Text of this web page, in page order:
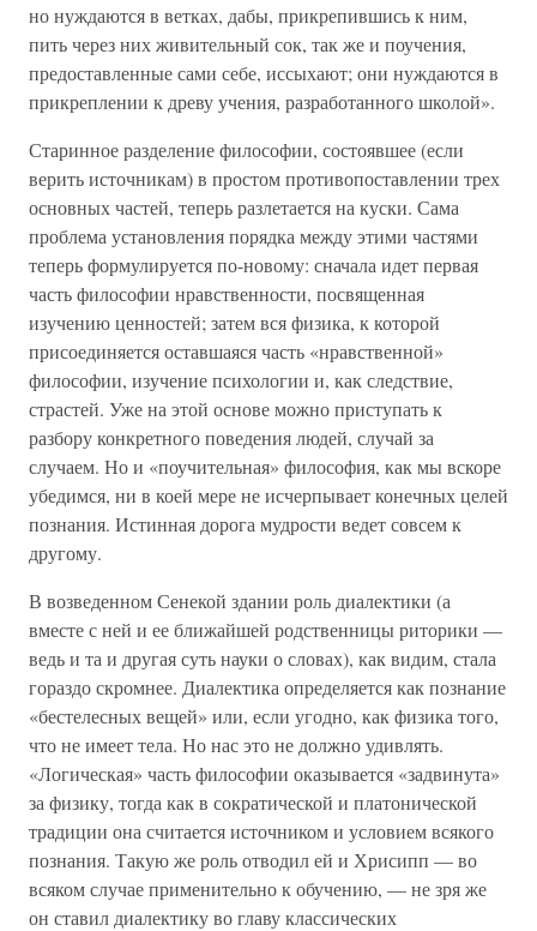
но нуждаются в ветках, дабы, прикрепившись к ним,
пить через них живительный сок, так же и поучения,
предоставленные сами себе, иссыхают; они нуждаются в
прикреплении к древу учения, разработанного школой».
Старинное разделение философии, состоявшее (если
верить источникам) в простом противопоставлении трех
основных частей, теперь разлетается на куски. Сама
проблема установления порядка между этими частями
теперь формулируется по-новому: сначала идет первая
часть философии нравственности, посвященная
изучению ценностей; затем вся физика, к которой
присоединяется оставшаяся часть «нравственной»
философии, изучение психологии и, как следствие,
страстей. Уже на этой основе можно приступать к
разбору конкретного поведения людей, случай за
случаем. Но и «поучительная» философия, как мы вскоре
убедимся, ни в коей мере не исчерпывает конечных целей
познания. Истинная дорога мудрости ведет совсем к
другому.
В возведенном Сенекой здании роль диалектики (а
вместе с ней и ее ближайшей родственницы риторики —
ведь и та и другая суть науки о словах), как видим, стала
гораздо скромнее. Диалектика определяется как познание
«бестелесных вещей» или, если угодно, как физика того,
что не имеет тела. Но нас это не должно удивлять.
«Логическая» часть философии оказывается «задвинута»
за физику, тогда как в сократической и платонической
традиции она считается источником и условием всякого
познания. Такую же роль отводил ей и Хрисипп — во
всяком случае применительно к обучению, — не зря же
он ставил диалектику во главу классических